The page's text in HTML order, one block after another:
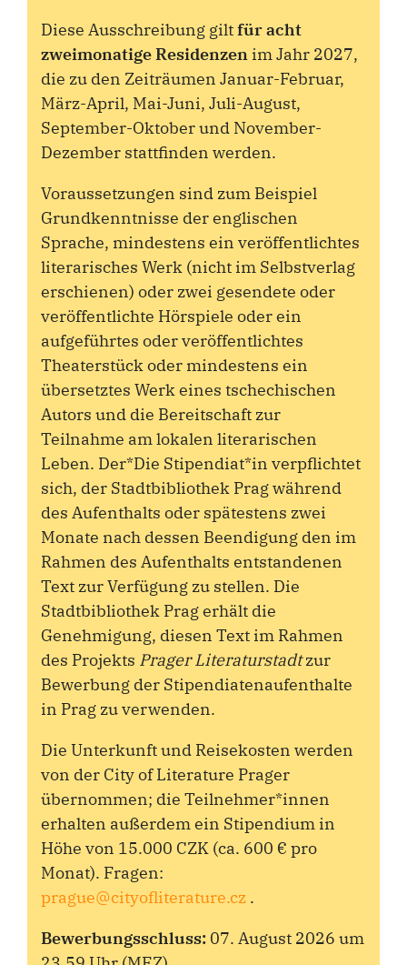
Diese Ausschreibung giltfür acht
zweimonatige Residenzen im Jahr 2027,
die zu den Zeiträumen Januar-Februar,
März-April, Mai-Juni, Juli-August,
September-Oktober und November-
Dezember stattfinden werden.
Voraussetzungen sind zum Beispiel
Grundkenntnisse der englischen
Sprache, mindestens ein veröffentlichtes
literarisches Werk (nicht im Selbstverlag
erschienen) oder zwei gesendete oder
veröffentlichte Hörspiele oder ein
aufgeführtes oder veröffentlichtes
Theaterstück oder mindestens ein
übersetztes Werk eines tschechischen
Autors und die Bereitschaft zur
Teilnahme am lokalen literarischen
Leben. Der*Die Stipendiat*in verpflichtet
sich, der Stadtbibliothek Prag während
des Aufenthalts oder spätestens zwei
Monate nach dessen Beendigung den im
Rahmen des Aufenthalts entstandenen
Text zur Verfügung zu stellen. Die
Stadtbibliothek Prag erhält die
Genehmigung, diesen Text im Rahmen
des Projekts Prager Literaturstadtzur
Bewerbung der Stipendiatenaufenthalte
in Prag zu verwenden.
Die Unterkunft und Reisekosten werden
von der City of Literature Prager
übernommen; die Teilnehmer*innen
erhalten außerdem ein Stipendium in
Höhe von 15.000 CZK (ca. 600 € pro
Monat). Fragen:
prague@cityofliterature.cz .
Bewerbungsschluss: 07. August 2026 um